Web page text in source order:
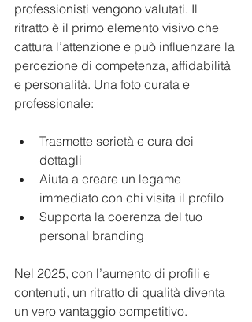
professionisti vengono valutati. Il
ritratto è il primo elemento visivo che
cattura l’attenzione e può influenzare la
percezione di competenza, affidabilità
e personalità. Una foto curata e
professionale:
Trasmette serietà e cura dei
dettagli
Aiuta a creare un legame
immediato con chi visita il profilo
Supporta la coerenza del tuo
personal branding
Nel 2025, con l’aumento di profili e
contenuti, un ritratto di qualità diventa
un vero vantaggio competitivo.